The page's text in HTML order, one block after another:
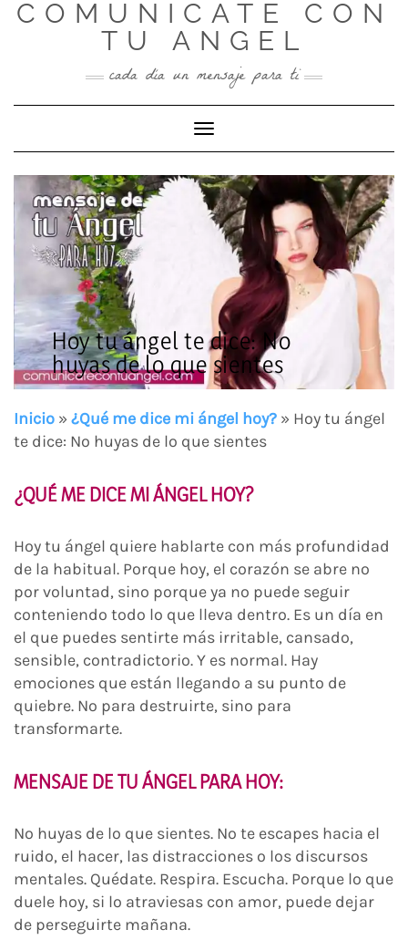
SkipCOMUNICATE CON
TU ANGEL
cada día un mensaje para ti
Toggle Navigation
Hoy tu ángel te dice: No
huyas de lo que sientes
Inicio » ¿Qué me dice mi ángel hoy? » Hoy tu ángel
te dice: No huyas de lo que sientes
¿QUÉ ME DICE MI ÁNGEL HOY?
Hoy tu ángel quiere hablarte con más profundidad
de la habitual. Porque hoy, el corazón se abre no
por voluntad, sino porque ya no puede seguir
conteniendo todo lo que lleva dentro. Es un día en
el que puedes sentirte más irritable, cansado,
sensible, contradictorio. Y es normal. Hay
emociones que están llegando a su punto de
quiebre. No para destruirte, sino para
transformarte.
MENSAJE DE TU ÁNGEL PARA HOY:
No huyas de lo que sientes. No te escapes hacia el
ruido, el hacer, las distracciones o los discursos
mentales. Quédate. Respira. Escucha. Porque lo que
duele hoy, si lo atraviesas con amor, puede dejar
de perseguirte mañana.